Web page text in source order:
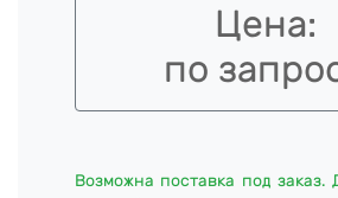
Цена:
по
Возможна поставка под заказ.